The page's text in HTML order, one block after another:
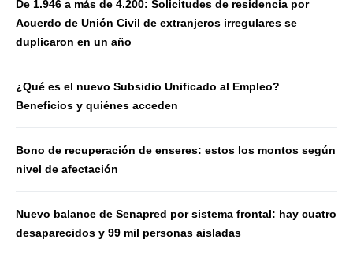
De 1.946 a más de 4.200: Solicitudes de residencia por
Acuerdo de Unión Civil de extranjeros irregulares se
duplicaron en un año
¿Qué es el nuevo Subsidio Unificado al Empleo?
Beneficios y quiénes acceden
Bono de recuperación de enseres: estos los montos según
nivel de afectación
Nuevo balance de Senapred por sistema frontal: hay cuatro
desaparecidos y 99 mil personas aisladas